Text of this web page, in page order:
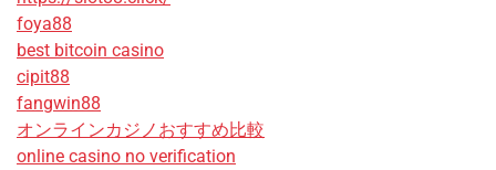
foya88
best bitcoin casino
cipit88
fangwin88
オンラインカジノおすすめ比較
online casino no verification